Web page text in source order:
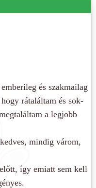
és szakmailag
rátaláltam és sok-
a legjobb
mindig várom,
így emiatt sem kell